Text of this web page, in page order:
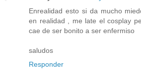
Enrealidad esto si da mucho
en realidad , me late el cosplay
cae de ser bonito a ser enfermiso
saludos
Responder